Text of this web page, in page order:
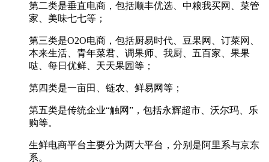
第二类是垂直电商，包括顺丰优选、中粮我买网、菜管
家、美味七七等；
第三类是O2O电商，包括厨易时代、豆果网、订菜网、
本来生活、青年菜君、调果师、我厨、五百家、果果
哒、每日优鲜、天天果园等；
第四类是一亩田、链农、鲜易网等；
第五类是传统企业“触网”，包括永辉超市、沃尔玛、乐
购等。
生鲜电商平台主要分为两大平台，分别是阿里系与京东
系。